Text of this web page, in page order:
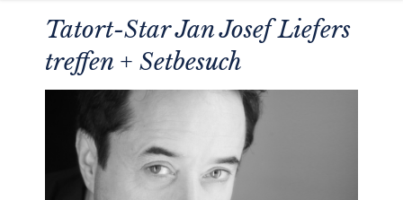
Tatort-Star Jan Josef Liefers
treffen + Setbesuch